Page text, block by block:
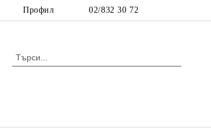
Профил 02/832 30 72